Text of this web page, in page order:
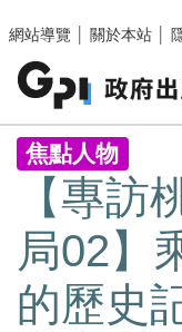
網站導覽
關於本站
:::
焦點人物
【專訪
局02】
的歷史